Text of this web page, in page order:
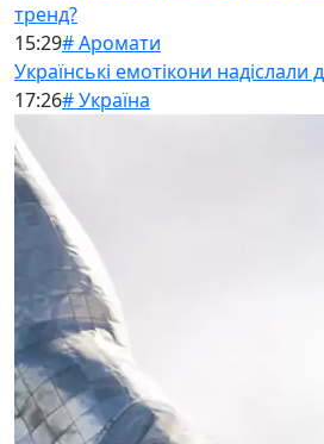
тренд?
15:29# Аромати
Українські емотікони надіслали
17:26# Україна